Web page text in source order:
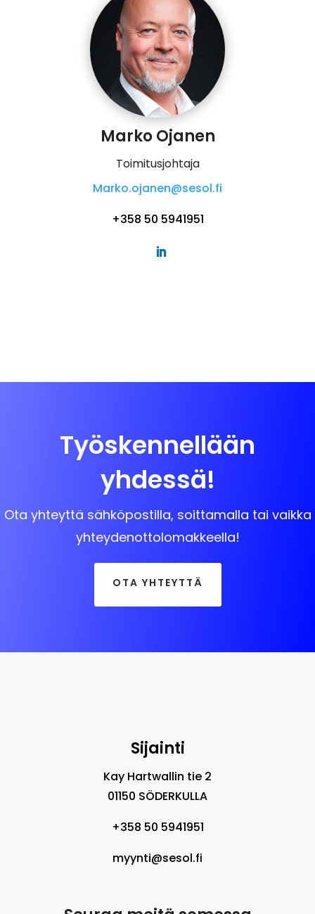
Marko Ojanen
Toimitusjohtaja
Marko.ojanen@sesol.fi
+358 50 5941951
Työskennellään
yhdessä!
Ota yhteyttä sähköpostilla, soittamalla tai vaikka
yhteydenottolomakkeella!
OTA YHTEYTTÄ
Sijainti
Kay Hartwallin tie 2
01150 SÖDERKULLA
+358 50 5941951
myynti@sesol.fi